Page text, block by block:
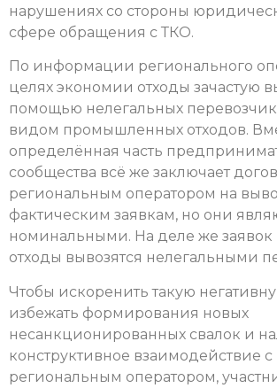
нарушениях со стороны
сфере обращения с ТКО.
По информации регионального
целях экономии отходы зачастую
помощью нелегальных
видом промышленных отходов.
определённая часть
сообщества всё же заключает
региональным оператором на
фактическим заявкам, но они
номинальными. На деле же заявок
отходы вывозятся нелегальными
Чтобы искоренить такую
избежать формирования новых
несанкционированных свалок и
конструктивное взаимодействие с
региональным оператором,